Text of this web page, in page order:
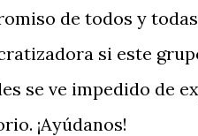
de todos y
si este
se ve impedido de
¡Ayúdanos!